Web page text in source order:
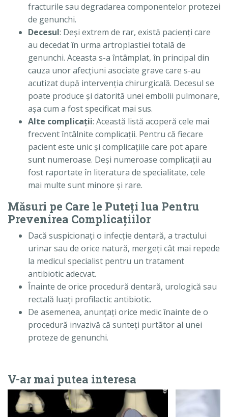
fracturile sau degradarea componentelor protezei
de genunchi.
Decesul: Deşi extrem de rar, există pacienţi care
au decedat în urma artroplastiei totală de
genunchi. Aceasta s-a întâmplat, în principal din
cauza unor afecţiuni asociate grave care s-au
acutizat după intervenţia chirurgicală. Decesul se
poate produce şi datorită unei embolii pulmonare,
aşa cum a fost specificat mai sus.
Alte complicaţii: Această listă acoperă cele mai
frecvent întâlnite complicaţii. Pentru că fiecare
pacient este unic şi complicaţiile care pot apare
sunt numeroase. Deşi numeroase complicaţii au
fost raportate în literatura de specialitate, cele
mai multe sunt minore şi rare.
Măsuri pe Care le Puteţi lua Pentru
Prevenirea Complicaţiilor
Dacă suspicionaţi o infecţie dentară, a tractului
urinar sau de orice natură, mergeţi cât mai repede
la medicul specialist pentru un tratament
antibiotic adecvat.
Înainte de orice procedură dentară, urologică sau
rectală luaţi profilactic antibiotic.
De asemenea, anunţaţi orice medic înainte de o
procedură invazivă că sunteţi purtător al unei
proteze de genunchi.
V-ar mai putea interesa